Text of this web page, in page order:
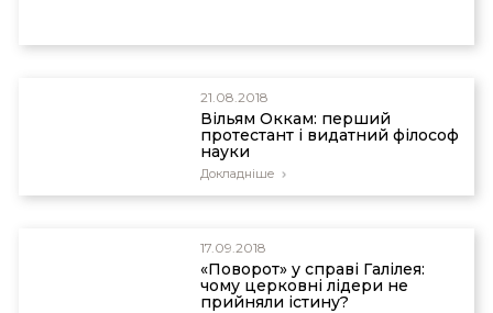
21.08.2018
Вільям Оккам: перший
протестант і видатний філософ
науки
Докладніше
17.09.2018
«Поворот» у справі Галілея:
чому церковні лідери не
прийняли істину?